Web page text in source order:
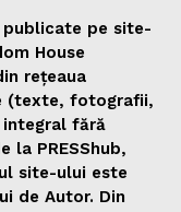
pe site-
House
rețeaua
(texte, fotografii,
fără
PRESShub,
site-ului este
de Autor. Din